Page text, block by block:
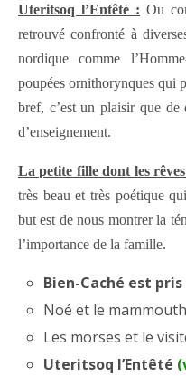
Uteritsoq l’Entêté : Ou
retrouvé confronté à
nordique comme
poupées ornithorynques qui
bref, c’est un plaisir que
d’enseignement.
La petite fille dont les
très beau et très poétique
but est de nous montrer la
l’importance de la famille.
Bien-Caché est
Noé et le
Les morses et le
Uteritsoq l’Entêté